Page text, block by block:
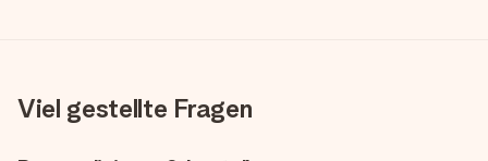
Viel gestellte Fragen